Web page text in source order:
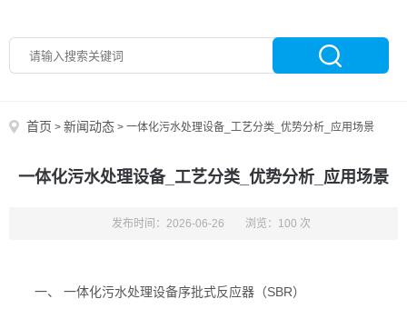
首页 > 新闻动态 > 一体化污水处理设备_工艺分类_优势分析_应用场景
一体化污水处理设备_工艺分类_优势分析_应用场景
发布时间：2026-06-26 浏览：100 次
一、 一体化污水处理设备序批式反应器（SBR）